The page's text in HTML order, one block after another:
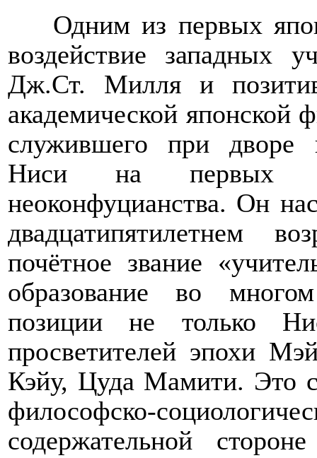
Одним из первых
воздействие западных
Дж.Ст. Милля и
академической
служившего при дворе
Ниси на первых
неоконфуцианства. Он
двадцатипятилетнем
почётное звание
образование во
позиции не только
просветителей эпохи
Кэйу, Цуда Мамити. Это
философско-
содержательной